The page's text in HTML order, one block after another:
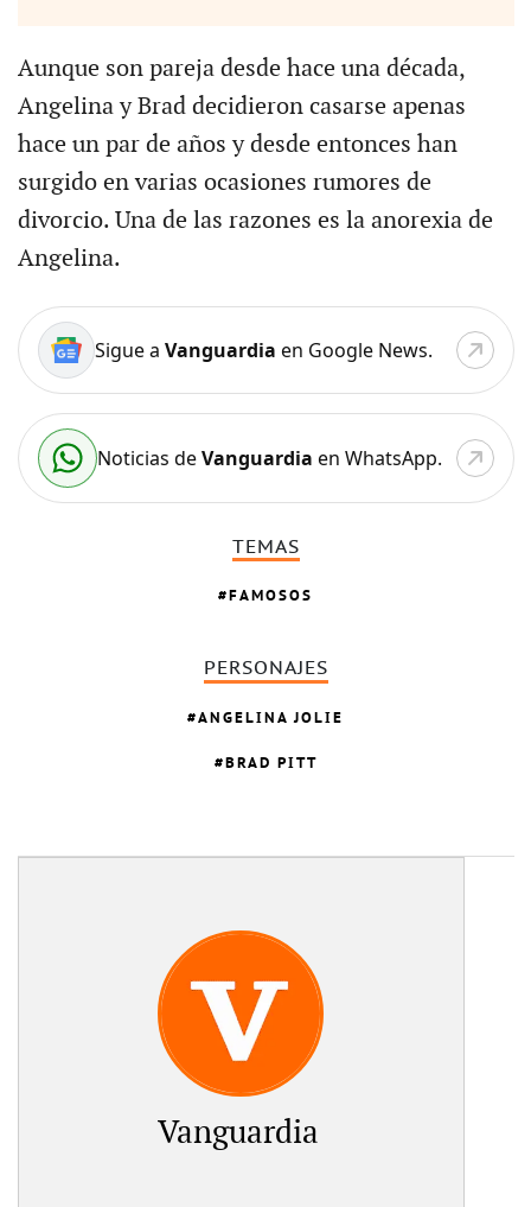
Aunque son pareja desde hace una década,
Angelina y Brad decidieron casarse apenas
hace un par de años y desde entonces han
surgido en varias ocasiones rumores de
divorcio. Una de las razones es la anorexia de
Angelina.
Sigue a Vanguardia en Google News.
Noticias deVanguardia en WhatsApp.
TEMAS
FAMOSOS
PERSONAJES
ANGELINA JOLIE
BRAD PITT
Vanguardia